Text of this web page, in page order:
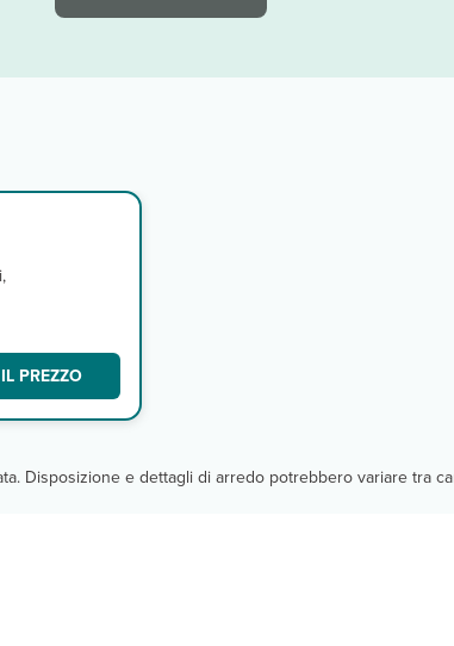
PREZZO
Disposizione e dettagli di arredo potrebbero variare tra